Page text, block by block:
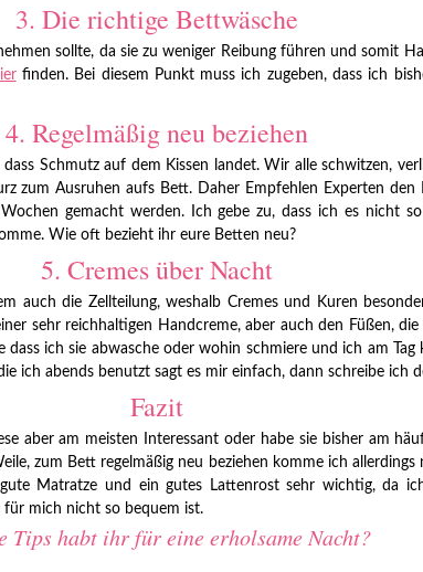
3. Die richtige Bettwäsche
sollte, da sie zu weniger Reibung führen und somit
finden. Bei diesem Punkt muss ich zugeben, dass ich
4. Regelmäßig neu beziehen
Schmutz auf dem Kissen landet. Wir alle schwitzen,
zum Ausruhen aufs Bett. Daher Empfehlen Experten
gemacht werden. Ich gebe zu, dass ich es nicht
Wie oft bezieht ihr eure Betten neu?
5. Cremes über Nacht
die Zellteilung, weshalb Cremes und Kuren
sehr reichhaltigen Handcreme, aber auch den Füßen,
ich sie abwasche oder wohin schmiere und ich am
ich abends benutzt sagt es mir einfach, dann schreibe ich
Fazit
aber am meisten Interessant oder habe sie bisher am
zum Bett regelmäßig neu beziehen komme ich
Matratze und ein gutes Lattenrost sehr wichtig, da
für mich nicht so bequem ist.
Tips habt ihr für eine erholsame Nacht?